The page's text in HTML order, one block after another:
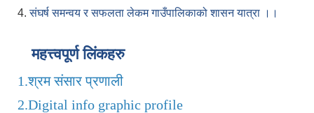
4.संघर्ष समन्वय र सफलता लेकम गाउँपालिकाको शासन यात्रा ।।
महत्त्वपूर्ण लिंकहरु
1.श्रम संसार प्रणाली
2.Digital info graphic profile